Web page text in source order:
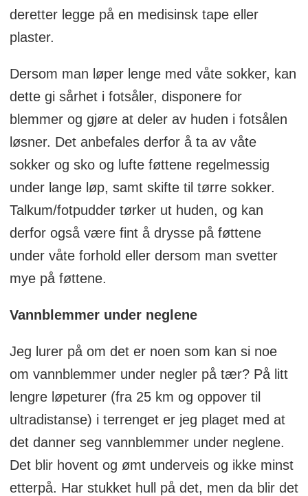
deretter legge på en medisinsk tape eller
plaster.
Dersom man løper lenge med våte sokker, kan
dette gi sårhet i fotsåler, disponere for
blemmer og gjøre at deler av huden i fotsålen
løsner. Det anbefales derfor å ta av våte
sokker og sko og lufte føttene regelmessig
under lange løp, samt skifte til tørre sokker.
Talkum/fotpudder tørker ut huden, og kan
derfor også være fint å drysse på føttene
under våte forhold eller dersom man svetter
mye på føttene.
Vannblemmer under neglene
Jeg lurer på om det er noen som kan si noe
om vannblemmer under negler på tær? På litt
lengre løpeturer (fra 25 km og oppover til
ultradistanse) i terrenget er jeg plaget med at
det danner seg vannblemmer under neglene.
Det blir hovent og ømt underveis og ikke minst
etterpå. Har stukket hull på det, men da blir det